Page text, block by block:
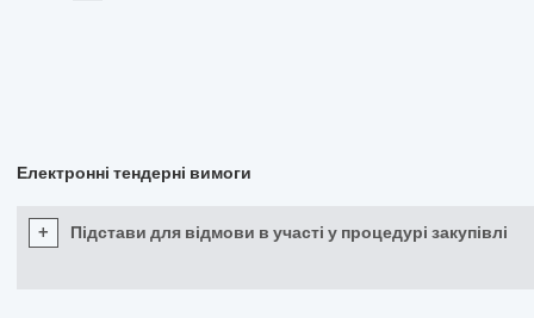
Електронні тендерні вимоги
+ Підстави для відмови в участі у процедурі закупівлі